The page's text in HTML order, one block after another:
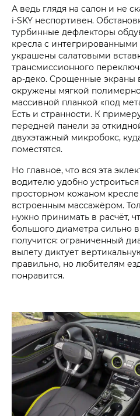
А ведь глядя на салон и не
i‑SKY неспортивен.
турбинные дефлекторы
кресла с
украшены салатовыми
трансмиссионного
ар-деко. Срощенные экраны
окружены мягкой
массивной планкой «под
Есть и странности. К
передней панели за
двухэтажный микробокс,
поместятся.
Но главное, что вся эта
водителю удобно
просторном кожаном
встроенным массажёром.
нужно принимать в расчёт,
большого диаметра сильно
получится: ограниченный
вылету диктует
правильно, но любителям
понравится.